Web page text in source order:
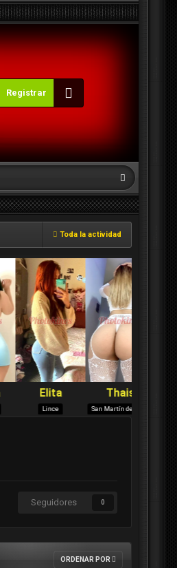
Registrar
Toda la actividad
Seguidores 0
ORDENAR POR